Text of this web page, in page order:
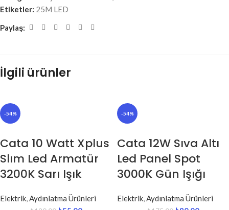
Etiketler: 25M LED
Paylaş:
İlgili ürünler
-54%
Cata 10 Watt Xplus
Slım Led Armatür
3200K Sarı Işık
Elektrik,Aydınlatma Ürünleri
-54%
Cata 12W Sıva Altı
Led Panel Spot
3000K Gün Işığı
Elektrik,Aydınlatma Ürünleri